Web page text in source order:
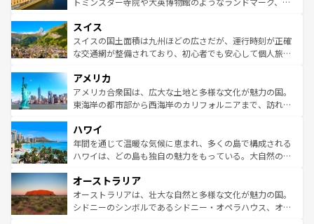
れる地方に足を運ぶとそれぞれで全く異なる文化を体験で
きるだろう。 なお、新着のフランス情報はコンテンツ一覧
を参照してほしい。
は、お酒好きな人にはぜひ体験してほしい。 なお、新着の
ドイツ情報はコンテンツ一覧を参照してほしい。
リアごとに異なる魅力がある。また、優雅なアフタヌーン
ティー、ビール好きにはたまらない英国パブ、サッカー観
戦など、本場だからこそできる体験も豊富。イギリスを旅
ンツ一覧を参照してほしい。
スイス
スイスの国土面積は九州ほどの広さだが、運行時刻が正確
な交通網が整備されており、初心者でも安心して個人旅行
の建物がそのまま残る町や、スイスならではのユニークな
博物館もあり、アルプス観光だけでなく町歩きも満喫する
ことができる。国民の所得が高いため物価も高いが、旅行
ば市内交通費無料で観光を楽しむこともできる。 なお、新
着のスイス情報はコンテンツ一覧 を参照してほしい。
アメリカ
アメリカ合衆国は、広大な土地と多様な文化が魅力の国。
東海岸の都市部から西海岸のカリフォルニアまで、訪れる
のような巨大都市は、観光、ショッピング、エンターテイ
ンメントが詰まった刺激的なスポットだ。一方、アメリカ
西部には大自然が広がり、グランドキャニオンやイエロー
部のニューオーリンズでは、音楽と美食が融合した独特の
文化が魅力。旅行者はアメリカの各地域で異なる魅力を楽
しみながら、その多様性と豊かな歴史を感じることができ
ハワイ
年間を通じて温暖な気候に恵まれ、多くの島で構成される
ハワイは、どの島も独自の魅力をもっている。大自然の神
ワイ島は見逃せない。また、定番の観光地といえばオアフ
島だが、静かな自然を求めるならマウイ島やカウアイ島が
おすすめ。エメラルドグリーンに輝く海をはじめ、豊かな
オーストラリア
オーストラリアは、壮大な自然と多様な文化が魅力の国。
シドニーのシンボルであるシドニー・オペラハウス、オー